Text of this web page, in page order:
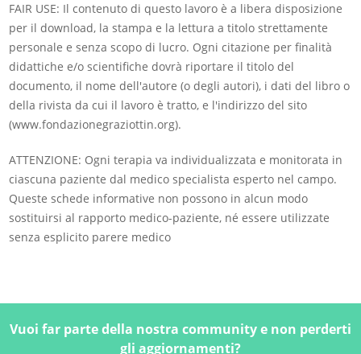
FAIR USE: Il contenuto di questo lavoro è a libera disposizione
per il download, la stampa e la lettura a titolo strettamente
personale e senza scopo di lucro. Ogni citazione per finalità
didattiche e/o scientifiche dovrà riportare il titolo del
documento, il nome dell'autore (o degli autori), i dati del libro o
della rivista da cui il lavoro è tratto, e l'indirizzo del sito
(www.fondazionegraziottin.org).
ATTENZIONE: Ogni terapia va individualizzata e monitorata in
ciascuna paziente dal medico specialista esperto nel campo.
Queste schede informative non possono in alcun modo
sostituirsi al rapporto medico-paziente, né essere utilizzate
senza esplicito parere medico
Vuoi far parte della nostra community e non perderti
gli aggiornamenti?